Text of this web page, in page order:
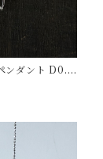
ンダント D0.0